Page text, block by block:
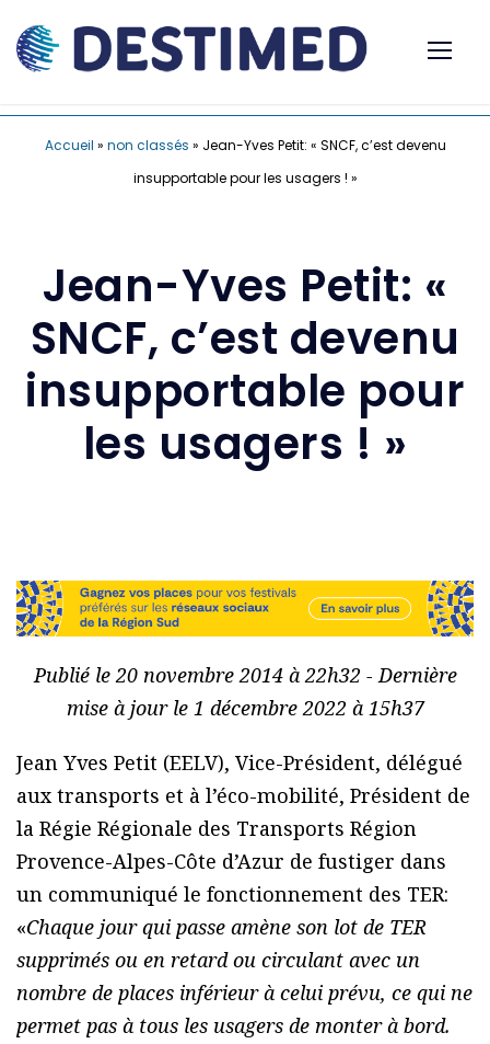
Accueil » non classés » Jean-Yves Petit: « SNCF, c’est devenu
insupportable pour les usagers ! »
Jean-Yves Petit: «
SNCF, c’est devenu
insupportable pour
les usagers ! »
Publié le 20 novembre 2014 à 22h32 - Dernière
mise à jour le 1 décembre 2022 à 15h37
Jean Yves Petit (EELV), Vice-Président, délégué
aux transports et à l’éco-mobilité, Président de
la Régie Régionale des Transports Région
Provence-Alpes-Côte d’Azur de fustiger dans
un communiqué le fonctionnement des TER:
«Chaque jour qui passe amène son lot de TER
supprimés ou en retard ou circulant avec un
nombre de places inférieur à celui prévu, ce qui ne
permet pas à tous les usagers de monter à bord.